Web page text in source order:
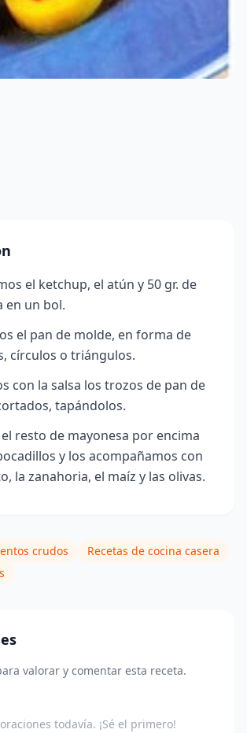
el ketchup, el atún y 50 gr. de
en un bol.
el pan de molde, en forma de
círculos o triángulos.
con la salsa los trozos de pan de
tapándolos.
resto de mayonesa por encima
y los acompañamos con
la zanahoria, el maíz y las olivas.
crudos
Recetas de cocina casera
valorar y comentar esta receta.
todavía. ¡Sé el primero!